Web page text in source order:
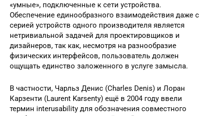
«умные», подключенные к сети устройства.
Обеспечение единообразного взаимодействия даже с
серией устройств одного производителя является
нетривиальной задачей для проектировщиков и
дизайнеров, так как, несмотря на разнообразие
физических интерфейсов, пользователь должен
ощущать единство заложенного в услуге замысла.
В частности, Чарльз Денис (Charles Denis) и Лоран
Карзенти (Laurent Karsenty) ещё в 2004 году ввели
термин interusability для обозначения совместного